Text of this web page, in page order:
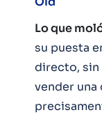
Lo que
su puesta
directo, sin
vender una